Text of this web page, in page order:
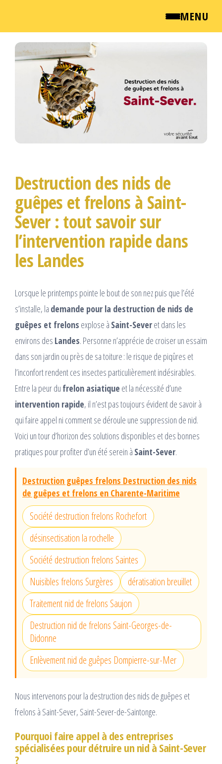
MENU
QUI SOMMES NOUS ?
NEWSROOM
TARIFS
Passer
Destruction des nids de
guêpes et frelons à Saint-
Sever : tout savoir sur
l’intervention rapide dans
les Landes
Lorsque le printemps pointe le bout de son nez puis que l’été
s’installe, la demande pour la destruction de nids de
guêpes et frelons explose à Saint-Severet dans les
environs des Landes. Personne n’apprécie de croiser un essaim
dans son jardin ou près de sa toiture : le risque de piqûres et
l’inconfort rendent ces insectes particulièrement indésirables.
Entre la peur du frelon asiatique et la nécessité d’une
intervention rapide, il n’est pas toujours évident de savoir à
qui faire appel ni comment se déroule une suppression de nid.
Voici un tour d’horizon des solutions disponibles et des bonnes
pratiques pour profiter d’un été serein à Saint-Sever.
Destruction guêpes frelons Destruction des nids
de guêpes et frelons en Charente-Maritime
Société destruction frelons Rochefort
désinsectisation la rochelle
Société destruction frelons Saintes
Nuisibles frelons Surgères
dératisation breuillet
Traitement nid de frelons Saujon
Destruction nid de frelons Saint-Georges-de-
Didonne
Enlèvement nid de guêpes Dompierre-sur-Mer
Nous intervenons pour la destruction des nids de guêpes et
frelons à Saint-Sever, Saint-Sever-de-Saintonge.
Pourquoi faire appel à des entreprises
spécialisées pour détruire un nid à Saint-Sever
?